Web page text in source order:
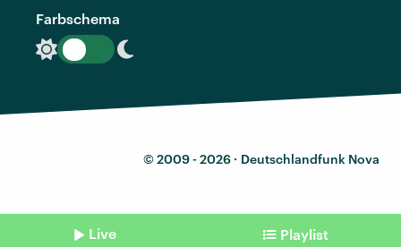
Farbschema
© 2009 - 2026 · Deutschlandfunk Nova
Live Playlist